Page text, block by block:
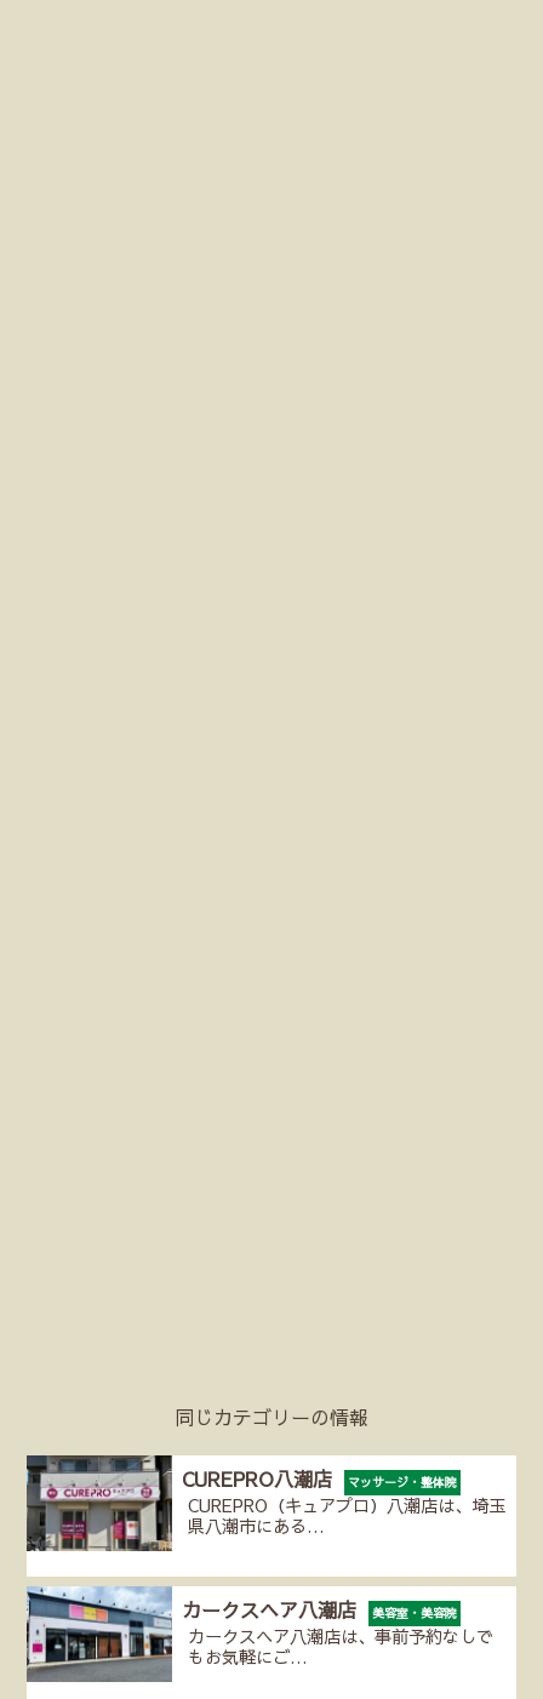
同じカテゴリーの情報
CUREPRO八潮店 マッサージ・整体院
CUREPRO（キュアプロ）八潮店は、埼玉
県八潮市にある…
カークスヘア八潮店 美容室・美容院
カークスヘア八潮店は、事前予約なしで
もお気軽にご…